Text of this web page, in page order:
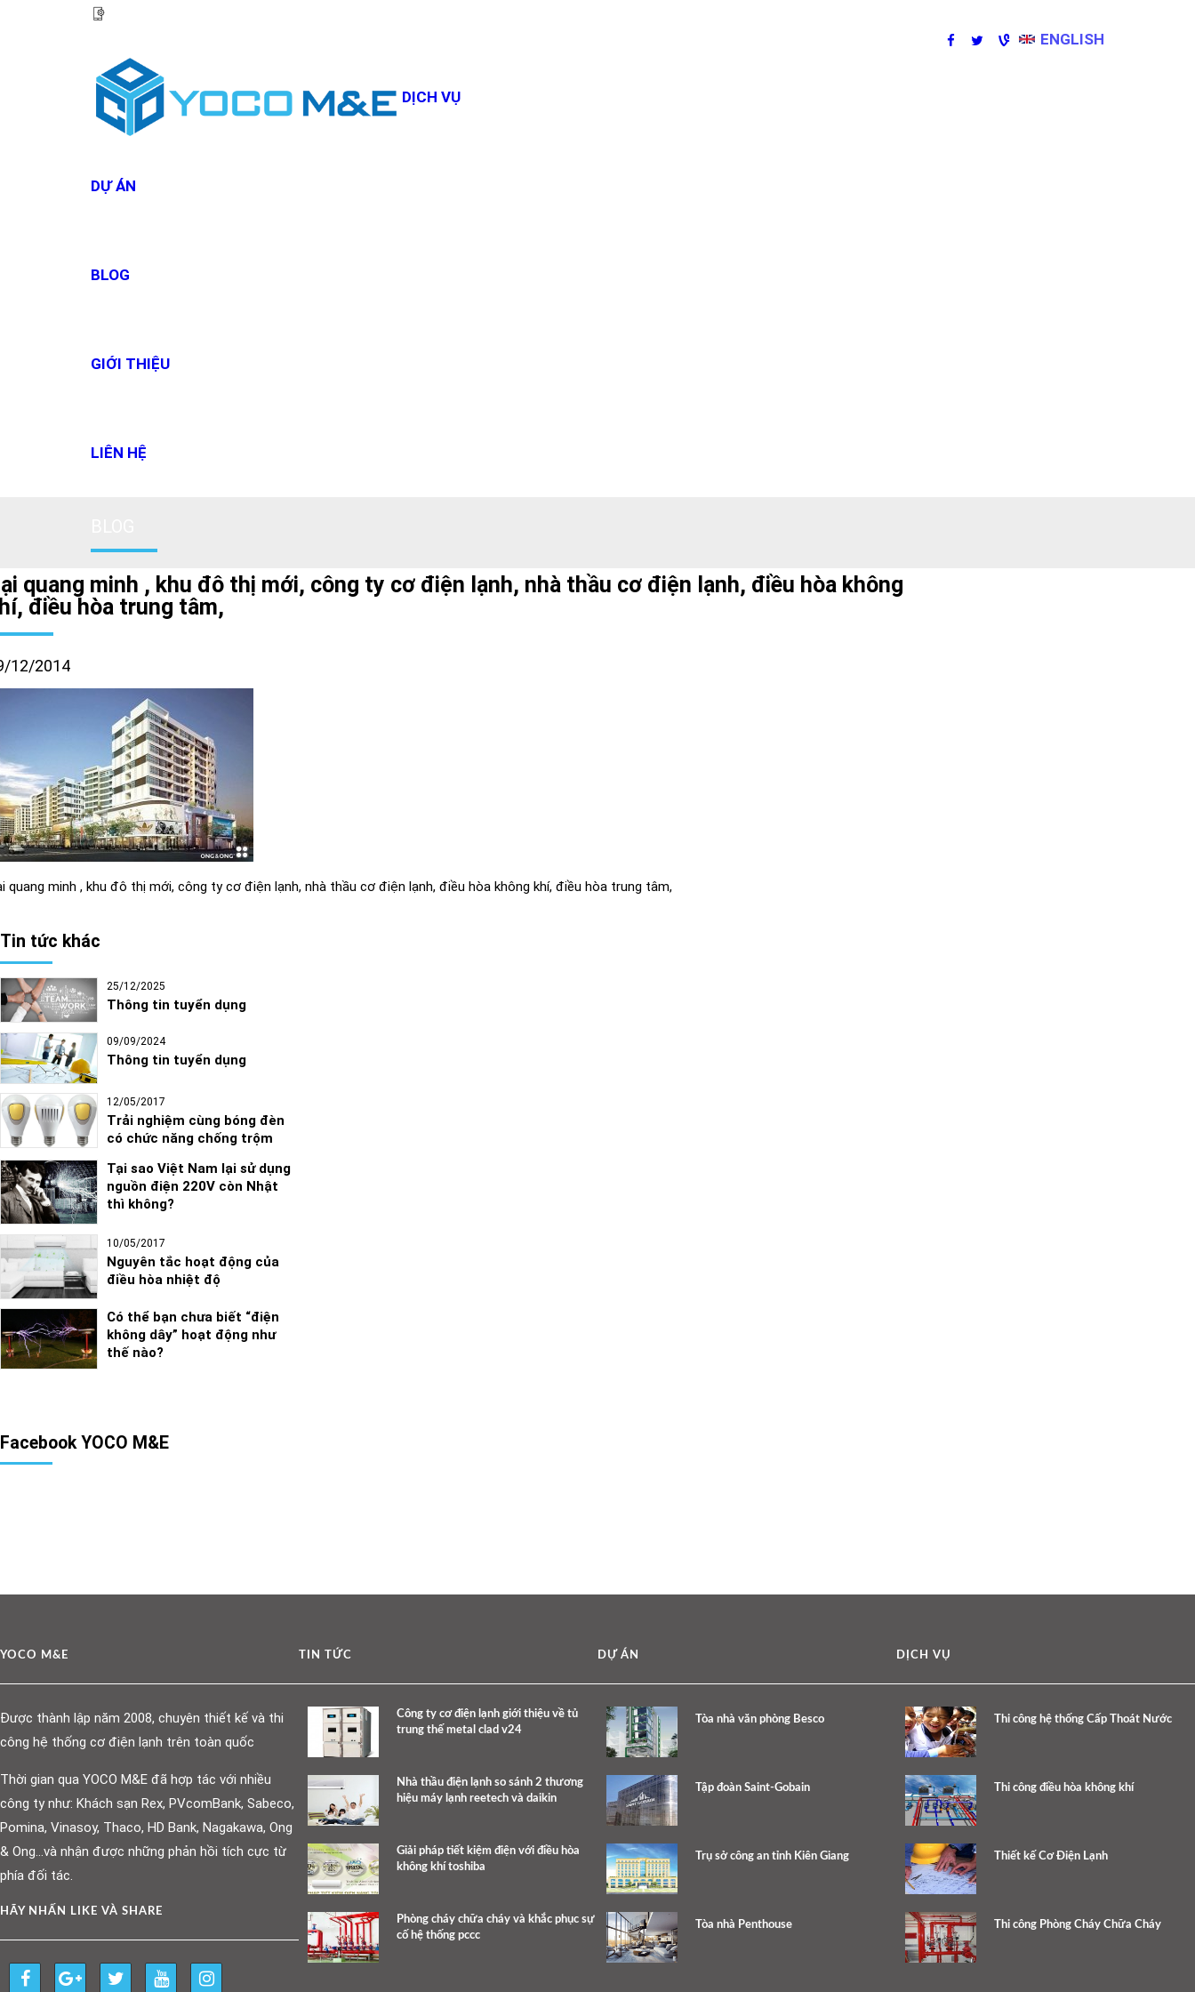
ENGLISH
DỊCH VỤ
DỰ ÁN
BLOG
GIỚI THIỆU
LIÊN HỆ
quang minh , khu đô thị mới, công ty cơ điện lạnh, nhà thầu cơ điện lạnh, điều hòa không
điều hòa trung tâm,
12/2014
quang minh , khu đô thị mới, công ty cơ điện lạnh, nhà thầu cơ điện lạnh, điều hòa không khí, điều hòa trung tâm,
Tin tức khác
25/12/2025
Thông tin tuyển dụng
09/09/2024
Thông tin tuyển dụng
12/05/2017
Trải nghiệm cùng bóng đèn
có chức năng chống trộm
Tại sao Việt Nam lại sử dụng
nguồn điện 220V còn Nhật
thì không?
10/05/2017
Nguyên tắc hoạt động của
điều hòa nhiệt độ
Có thể bạn chưa biết “điện
không dây” hoạt động như
thế nào?
Facebook YOCO M&E
YOCO M&E
Được thành lập năm 2008, chuyên thiết kế và thi
công hệ thống cơ điện lạnh trên toàn quốc
Thời gian qua YOCO M&E đã hợp tác với nhiều
công ty như: Khách sạn Rex, PVcomBank, Sabeco,
Pomina, Vinasoy, Thaco, HD Bank, Nagakawa, Ong
& Ong…và nhận được những phản hồi tích cực từ
phía đối tác.
HÃY NHẤN LIKE VÀ SHARE
TIN TỨC
Công ty cơ điện lạnh giới thiệu về tủ
trung thế metal clad v24
Nhà thầu điện lạnh so sánh 2 thương
hiệu máy lạnh reetech và daikin
Giải pháp tiết kiệm điện với điều hòa
không khí toshiba
Phòng cháy chữa cháy và khắc phục sự
cố hệ thống pccc
DỰ ÁN
Tòa nhà văn phòng Besco
Tập đoàn Saint-Gobain
Trụ sở công an tỉnh Kiên Giang
Tòa nhà Penthouse
DỊCH VỤ
Thi công hệ thống Cấp Thoát Nước
Thi công điều hòa không khí
Thiết kế Cơ Điện Lạnh
Thi công Phòng Cháy Chữa Cháy